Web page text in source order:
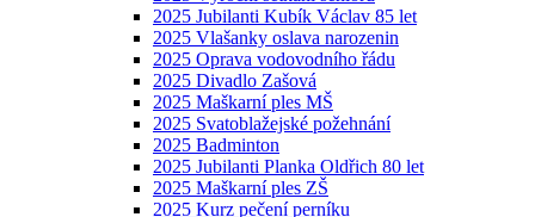
2025 Jubilanti Kubík Václav 85 let
2025 Vlašanky oslava narozenin
2025 Oprava vodovodního řádu
2025 Divadlo Zašová
2025 Maškarní ples MŠ
2025 Svatoblažejské požehnání
2025 Badminton
2025 Jubilanti Planka Oldřich 80 let
2025 Maškarní ples ZŠ
2025 Kurz pečení perníku